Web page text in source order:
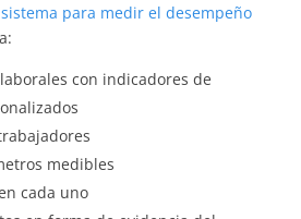
sistema para medir el desempeño
con indicadores de
medibles
cada uno